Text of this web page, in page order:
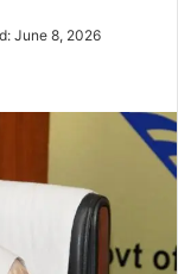
June 8, 2026